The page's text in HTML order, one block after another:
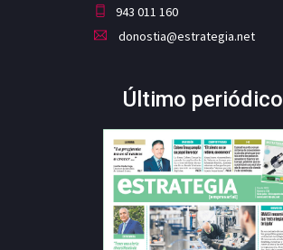
943 011 160
donostia@estrategia.net
Último periódico